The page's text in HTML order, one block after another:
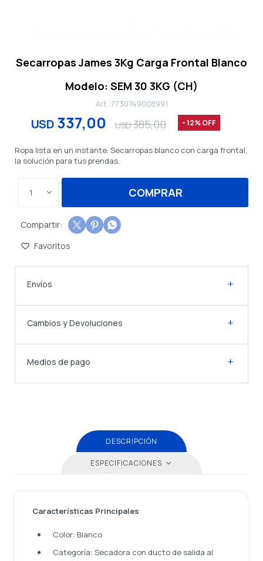
Secarropas James 3Kg Carga Frontal Blanco
Modelo: SEM 30 3KG (CH)
7730749008991
USD 337,00 USD385,00 12
Ropa lista en un instante. Secarropas blanco con carga frontal,
la solución para tus prendas.
1 COMPRAR
  
Envíos
Cambios y Devoluciones
Medios de pago
DESCRIPCIÓN
ESPECIFICACIONES
Características Principales
Color: Blanco
Categoría: Secadora con ducto de salida al